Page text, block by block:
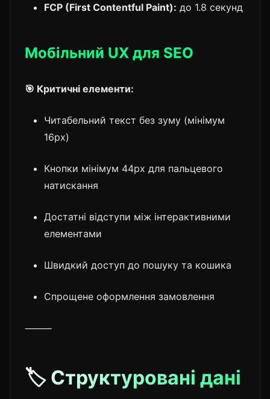
FCP (First Contentful Paint): до 1.8 секунд
Мобільний UX для SEO
🎯 Критичні елементи:
Читабельний текст без зуму (мінімум
16px)
Кнопки мінімум 44px для пальцевого
натискання
Достатні відступи між інтерактивними
елементами
Швидкий доступ до пошуку та кошика
Спрощене оформлення замовлення
⸻
🏷️ Структуровані дані